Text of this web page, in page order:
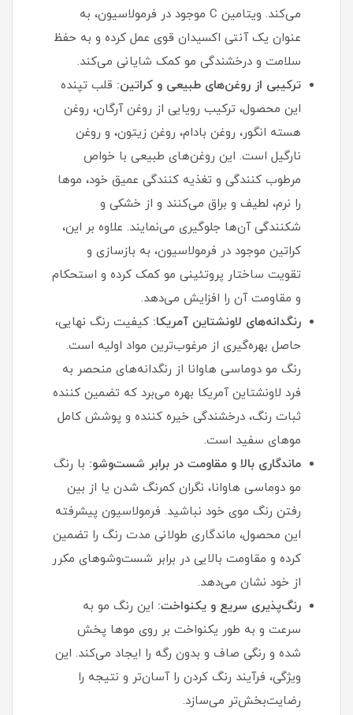
می‌کند. ویتامین C موجود در فرمولاسیون، به
عنوان یک آنتی‌ اکسیدان قوی عمل کرده و به حفظ
سلامت و درخشندگی مو کمک شایانی می‌کند.
ترکیبی از روغن‌های طبیعی و کراتین: قلب تپنده
این محصول، ترکیب رویایی از روغن آرگان، روغن
هسته انگور، روغن بادام، روغن زیتون، و روغن
نارگیل است. این روغن‌های طبیعی با خواص
مرطوب‌ کنندگی و تغذیه‌ کنندگی عمیق خود، موها
را نرم، لطیف و براق می‌کنند و از خشکی و
شکنندگی آن‌ها جلوگیری می‌نمایند. علاوه بر این،
کراتین موجود در فرمولاسیون، به بازسازی و
تقویت ساختار پروتئینی مو کمک کرده و استحکام
و مقاومت آن را افزایش می‌دهد.
رنگدانه‌های لاونشتاین آمریکا: کیفیت رنگ نهایی،
حاصل بهره‌گیری از مرغوب‌ترین مواد اولیه است.
رنگ مو دوماسی هاوانا از رنگدانه‌های منحصر به
فرد لاونشتاین آمریکا بهره می‌برد که تضمین‌ کننده
ثبات رنگ، درخشندگی خیره‌ کننده و پوشش کامل
موهای سفید است.
ماندگاری بالا و مقاومت در برابر شست‌وشو: با رنگ
مو دوماسی هاوانا، نگران کمرنگ شدن یا از بین
رفتن رنگ موی خود نباشید. فرمولاسیون پیشرفته
این محصول، ماندگاری طولانی‌ مدت رنگ را تضمین
کرده و مقاومت بالایی در برابر شست‌وشوهای مکرر
از خود نشان می‌دهد.
رنگ‌پذیری سریع و یکنواخت: این رنگ مو به
سرعت و به طور یکنواخت بر روی موها پخش
شده و رنگی صاف و بدون رگه را ایجاد می‌کند. این
ویژگی، فرآیند رنگ کردن را آسان‌تر و نتیجه را
رضایت‌بخش‌تر می‌سازد.